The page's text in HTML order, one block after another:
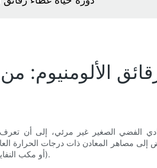
الألومنيوم:
الفضي الصغير غير مرئي، إلى أن
مصاهر المعادن ذات درجات الحرارة
(أو مكب النفايات)، يروي غطاء معدني قصة موجزة عن الصناعة والطاقة والخيارات اليومية.